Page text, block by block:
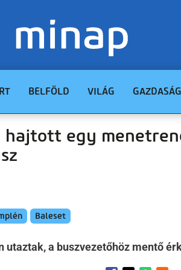
BELFÖLD VILÁG GAZDASÁG
hajtott egy
Baleset
utaztak, a buszvezetőhöz mentő